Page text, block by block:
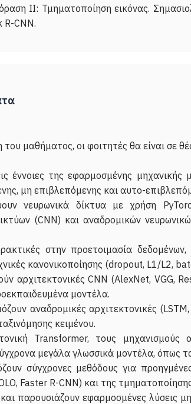
ΙΙ: Τμηματοποίηση εικόνας.
μαθήματος, οι φοιτητές θα είναι σε
έννοιες της εφαρμοσμένης
μη επιβλεπόμενης και αυτο-
νευρωνικά δίκτυα με χρήση
(CNN) και αναδρομικών
στην προετοιμασία
κανονικοποίησης (dropout, L1/L2,
αρχιτεκτονικές CNN (AlexNet, VGG,
μοντέλα.
αναδρομικές αρχιτεκτονικές
κειμένου.
Transformer, τους μηχανισμούς
μεγάλα γλωσσικά μοντέλα, όπως
σύγχρονες μεθόδους για
Faster R-CNN) και της
παρουσιάζουν εφαρμοσμένες